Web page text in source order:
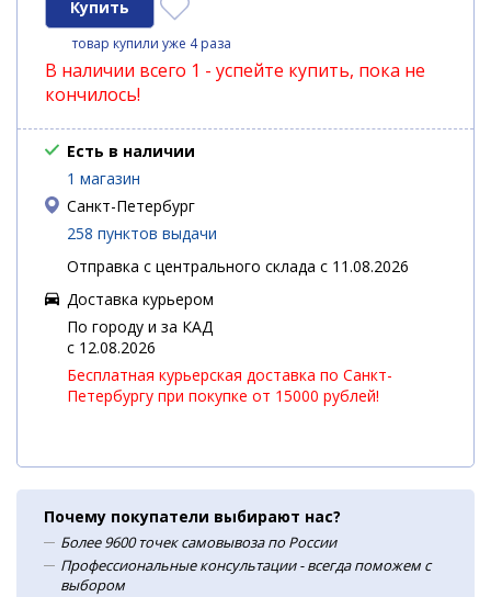
товар купили уже 4 раза
В наличии всего 1 - успейте купить, пока не
кончилось!
Есть в наличии
1 магазин
Санкт-Петербург
258 пунктов выдачи
Отправка с центрального склада с 11.08.2026
Доставка курьером
По городу и за КАД
c 12.08.2026
Бесплатная курьерская доставка по Санкт-
Петербургу при покупке от 15000 рублей!
Почему покупатели выбирают нас?
Более 9600 точек самовывоза по России
Профессиональные консультации - всегда поможем с
выбором